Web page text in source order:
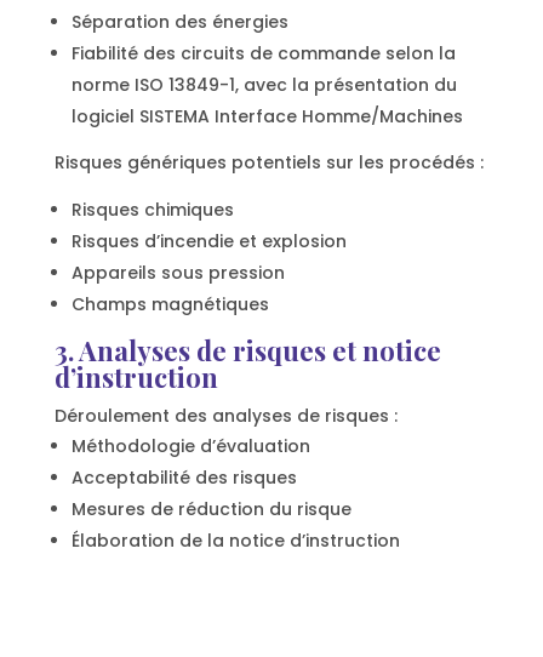
Séparation des énergies
Fiabilité des circuits de commande selon la
norme ISO 13849-1, avec la présentation du
logiciel SISTEMA Interface Homme/Machines
Risques génériques potentiels sur les procédés :
Risques chimiques
Risques d’incendie et explosion
Appareils sous pression
Champs magnétiques
3. Analyses de risques et notice
d’instruction
Déroulement des analyses de risques :
Méthodologie d’évaluation
Acceptabilité des risques
Mesures de réduction du risque
Élaboration de la notice d’instruction